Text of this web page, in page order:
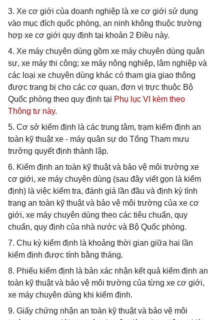
3. Xe cơ giới của doanh nghiệp là xe cơ giới sử dụng
vào mục đích quốc phòng, an ninh không thuộc trường
hợp xe cơ giới quy định tại khoản 2 Điều này.
4. Xe máy chuyên dùng gồm xe máy chuyên dùng quân
sự, xe máy thi công; xe máy nông nghiệp, lâm nghiệp và
các loại xe chuyên dùng khác có tham gia giao thông
được trang bị cho các cơ quan, đơn vị trực thuộc Bộ
Quốc phòng theo quy định tại Phụ lục VI kèm theo
Thông tư này.
5. Cơ sở kiểm định là các trung tâm, trạm kiểm định an
toàn kỹ thuật xe - máy quân sự do Tổng Tham mưu
trưởng quyết định thành lập.
6. Kiểm định an toàn kỹ thuật và bảo vệ môi trường xe
cơ giới, xe máy chuyên dùng (sau đây viết gọn là kiểm
định) là việc kiểm tra, đánh giá lần đầu và định kỳ tình
trạng an toàn kỹ thuật và bảo vệ môi trường của xe cơ
giới, xe máy chuyên dùng theo các tiêu chuẩn, quy
chuẩn, quy định của nhà nước và Bộ Quốc phòng.
7. Chu kỳ kiểm định là khoảng thời gian giữa hai lần
kiểm định được tính bằng tháng.
8. Phiếu kiểm định là bản xác nhận kết quả kiểm định an
toàn kỹ thuật và bảo vệ môi trường của từng xe cơ giới,
xe máy chuyên dùng khi kiểm định.
9. Giấy chứng nhận an toàn kỹ thuật và bảo vệ môi